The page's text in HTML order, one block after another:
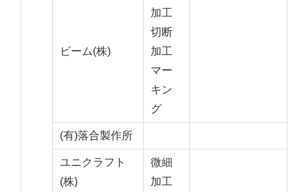
ビーム(株)
加工
切断
加工
マー
キン
グ
(有)落合製作所
ユニクラフト
(株)
微細
加工